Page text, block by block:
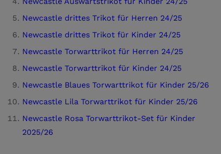
Newcastle drittes Trikot für Herren 24/25
Newcastle drittes Trikot für Kinder 24/25
Newcastle Torwarttrikot für Herren 24/25
Newcastle Torwarttrikot für Kinder 24/25
Newcastle Blaues Torwarttrikot für Kinder 25/26
Newcastle Lila Torwarttrikot für Kinder 25/26
Newcastle Rosa Torwarttrikot-Set für Kinder
2025/26